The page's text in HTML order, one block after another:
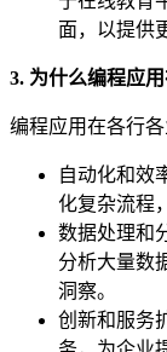
面，以提供
3. 为什么编程应
编程应用在各行
自动化和效
化复杂流程
数据处理和
分析大量数
洞察。
创新和服务